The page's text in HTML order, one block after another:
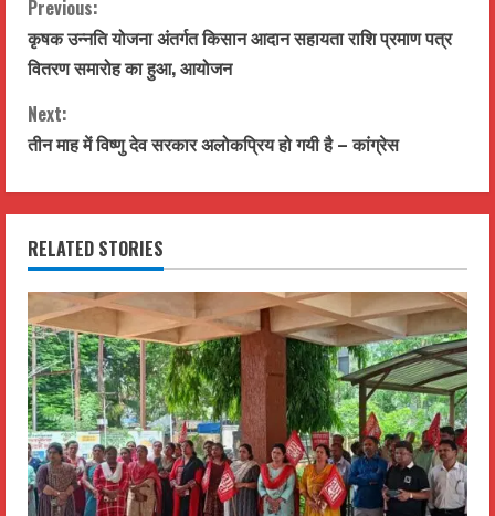
C
o
n
t
i
n
u
e
R
e
a
Previous:
कृषक उन्नति योजना अंतर्गत किसान आदान सहायता राशि प्रमाण पत्र
वितरण समारोह का हुआ, आयोजन
Next:
तीन माह में विष्णु देव सरकार अलोकप्रिय हो गयी है – कांग्रेस
RELATED STORIES